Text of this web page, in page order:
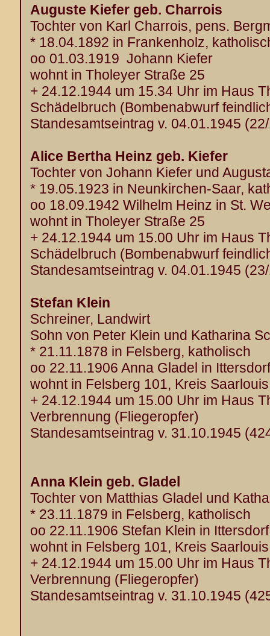
Auguste Kiefer geb. Charrois
Tochter von Karl Charrois, pens.
* 18.04.1892 in Frankenholz,
oo 01.03.1919 Johann Kiefer
wohnt in Tholeyer Straße 25
+ 24.12.1944 um 15.34 Uhr im Haus
Schädelbruch (Bombenabwurf
Standesamtseintrag v. 04.01.1945
Alice Bertha Heinz geb. Kiefer
Tochter von Johann Kiefer und
* 19.05.1923 in Neunkirchen-Saar,
oo 18.09.1942 Wilhelm Heinz in St.
wohnt in Tholeyer Straße 25
+ 24.12.1944 um 15.00 Uhr im Haus
Schädelbruch (Bombenabwurf
Standesamtseintrag v. 04.01.1945
Stefan Klein
Schreiner, Landwirt
Sohn von Peter Klein und Katharina
* 21.11.1878 in Felsberg, katholisch
oo 22.11.1906 Anna Gladel in Ittersdorf
wohnt in Felsberg 101, Kreis Saarlouis
+ 24.12.1944 um 15.00 Uhr im Haus
Verbrennung (Fliegeropfer)
Standesamtseintrag v. 31.10.1945
Anna Klein geb. Gladel
Tochter von Matthias Gladel und
* 23.11.1879 in Felsberg, katholisch
oo 22.11.1906 Stefan Klein in Ittersdorf
wohnt in Felsberg 101, Kreis Saarlouis
+ 24.12.1944 um 15.00 Uhr im Haus
Verbrennung (Fliegeropfer)
Standesamtseintrag v. 31.10.1945